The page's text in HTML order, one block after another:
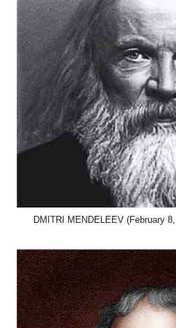
DMITRI MENDELEEV (February